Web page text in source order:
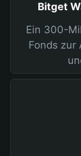
Bitget
Ein 300-
Fonds zur